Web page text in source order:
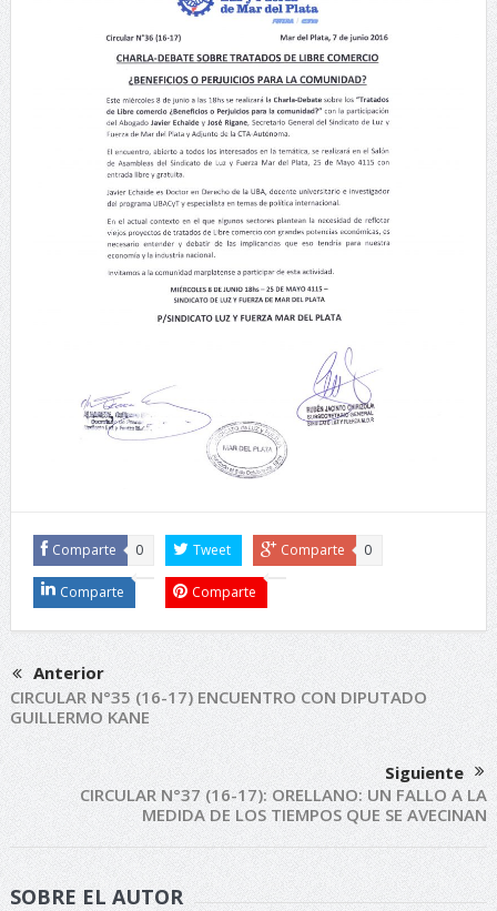
Comparte 0 Tweet Comparte 0
Comparte Comparte
Anterior
CIRCULAR N°35 (16-17) ENCUENTRO CON DIPUTADO
GUILLERMO KANE
Siguiente
CIRCULAR N°37 (16-17): ORELLANO: UN FALLO A LA
MEDIDA DE LOS TIEMPOS QUE SE AVECINAN
SOBRE EL AUTOR